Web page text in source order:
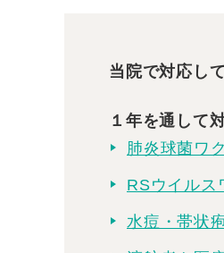
当院で対応し
１年を通して
肺炎球菌ワ
RSウイルス
水痘・帯状